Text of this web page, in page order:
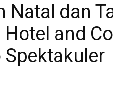
Natal dan
Hotel and